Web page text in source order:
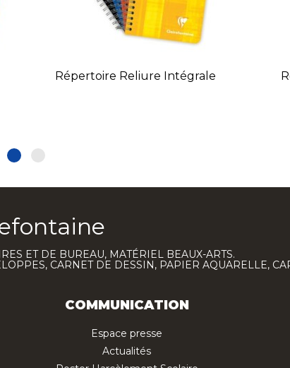
Répertoire Reliure Intégrale
ET DE BUREAU, MATÉRIEL BEAUX-ARTS.
CARNET DE DESSIN, PAPIER AQUARELLE,
COMMUNICATION
Espace presse
Actualités